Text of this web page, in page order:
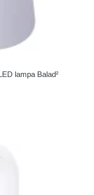
lampa Balad²